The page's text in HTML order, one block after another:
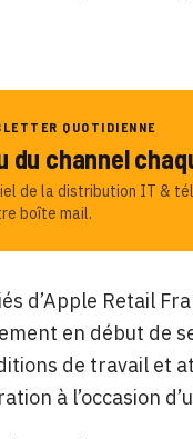
QUOTIDIENNE
du channel
de la distribution IT &
boîte mail.
d’Apple Retail
en début de
de travail et
à l’occasion